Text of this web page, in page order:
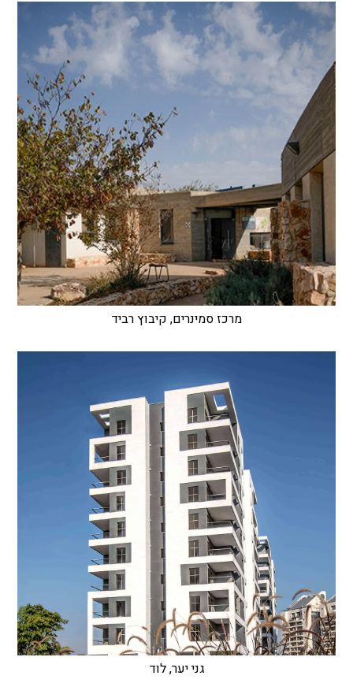
מרכז סמינרים, קיבוץ רביד
גני יער, לוד